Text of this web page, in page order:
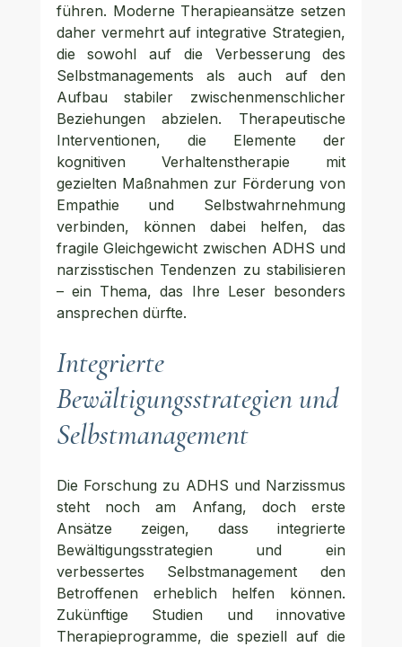
führen. Moderne Therapieansätze setzen
daher vermehrt auf integrative Strategien,
die sowohl auf die Verbesserung des
Selbstmanagements als auch auf den
Aufbau stabiler zwischenmenschlicher
Beziehungen abzielen. Therapeutische
Interventionen, die Elemente der
kognitiven Verhaltenstherapie mit
gezielten Maßnahmen zur Förderung von
Empathie und Selbstwahrnehmung
verbinden, können dabei helfen, das
fragile Gleichgewicht zwischen ADHS und
narzisstischen Tendenzen zu stabilisieren
– ein Thema, das Ihre Leser besonders
ansprechen dürfte.
Integrierte
Bewältigungsstrategien und
Selbstmanagement
Die Forschung zu ADHS und Narzissmus
steht noch am Anfang, doch erste
Ansätze zeigen, dass integrierte
Bewältigungsstrategien und ein
verbessertes Selbstmanagement den
Betroffenen erheblich helfen können.
Zukünftige Studien und innovative
Therapieprogramme, die speziell auf die